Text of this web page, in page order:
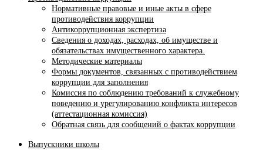
Нормативные правовые и иные акты в сфере
противодействия коррупции
Антикоррупционная экспертиза
Сведения о доходах, расходах, об имуществе и
обязательствах имущественного характера.
Методические материалы
Формы документов, связанных с противодействием
коррупции для заполнения
Комиссия по соблюдению требований к служебному
поведению и урегулированию конфликта интересов
(аттестационная комиссия)
Обратная связь для сообщений о фактах коррупции
Выпускники школы